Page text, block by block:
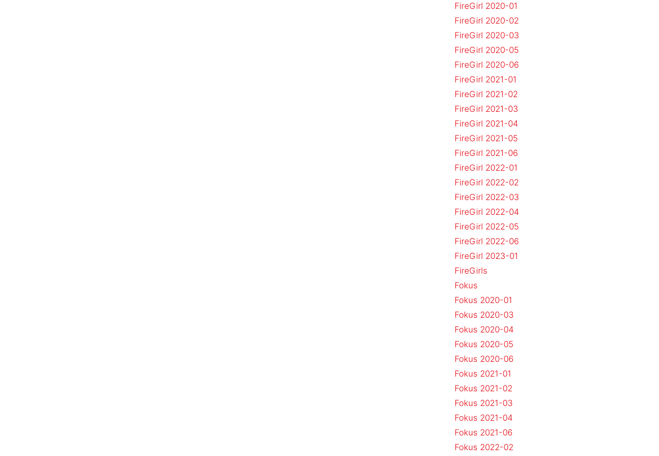
FireGirl 2020-01
FireGirl 2020-02
FireGirl 2020-03
FireGirl 2020-05
FireGirl 2020-06
FireGirl 2021-01
FireGirl 2021-02
FireGirl 2021-03
FireGirl 2021-04
FireGirl 2021-05
FireGirl 2021-06
FireGirl 2022-01
FireGirl 2022-02
FireGirl 2022-03
FireGirl 2022-04
FireGirl 2022-05
FireGirl 2022-06
FireGirl 2023-01
FireGirls
Fokus
Fokus 2020-01
Fokus 2020-03
Fokus 2020-04
Fokus 2020-05
Fokus 2020-06
Fokus 2021-01
Fokus 2021-02
Fokus 2021-03
Fokus 2021-04
Fokus 2021-06
Fokus 2022-02